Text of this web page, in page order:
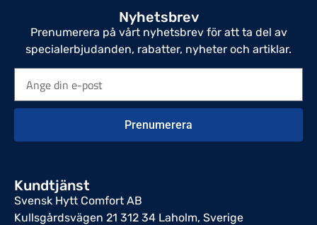
Nyhetsbrev
Prenumerera på vårt nyhetsbrev för att ta del av
specialerbjudanden, rabatter, nyheter och artiklar.
Prenumerera
Kundtjänst
Svensk Hytt Comfort AB
Kullsgårdsvägen 21 312 34 Laholm, Sverige